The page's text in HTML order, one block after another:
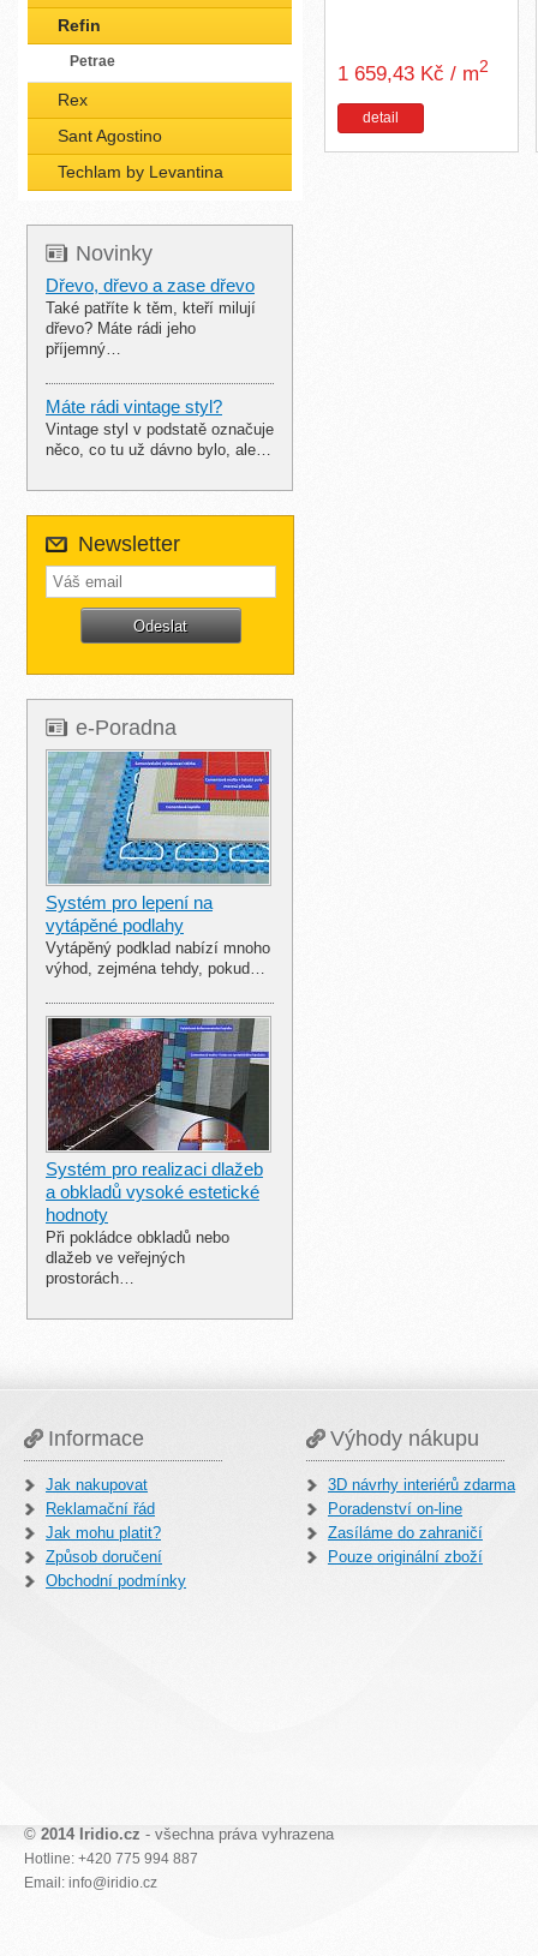
Refin
Petrae
Rex
Sant Agostino
Techlam by Levantina
Novinky
Dřevo, dřevo a zase dřevo
Také patříte k těm, kteří milují
dřevo? Máte rádi jeho
příjemný…
Máte rádi vintage styl?
Vintage styl v podstatě označuje
něco, co tu už dávno bylo, ale…
Newsletter
e-Poradna
Systém pro lepení na
vytápěné podlahy
Vytápěný podklad nabízí mnoho
výhod, zejména tehdy, pokud…
Systém pro realizaci dlažeb
a obkladů vysoké estetické
hodnoty
Při pokládce obkladů nebo
dlažeb ve veřejných
prostorách…
1 659,43 Kč / m2
detail
Informace
Jak nakupovat
Reklamační řád
Jak mohu platit?
Způsob doručení
Obchodní podmínky
Výhody nákupu
3D návrhy interiérů zdarma
Poradenství on-line
Zasíláme do zahraničí
Pouze originální zboží
© 2014 Iridio.cz - všechna práva vyhrazena
Hotline: +420 775 994 887
Email: info@iridio.cz